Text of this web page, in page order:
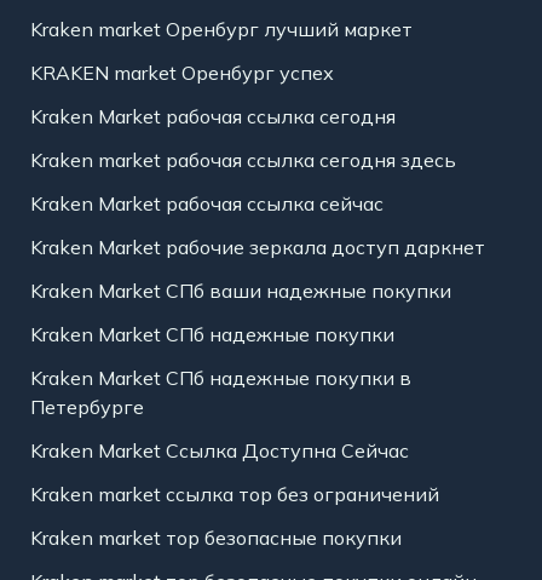
Kraken market Оренбург лучший маркет
KRAKEN market Оренбург успех
Kraken Market рабочая ссылка сегодня
Kraken market рабочая ссылка сегодня здесь
Kraken Market рабочая ссылка сейчас
Kraken Market рабочие зеркала доступ даркнет
Kraken Market СПб ваши надежные покупки
Kraken Market СПб надежные покупки
Kraken Market СПб надежные покупки в
Петербурге
Kraken Market Ссылка Доступна Сейчас
Kraken market ссылка тор без ограничений
Kraken market тор безопасные покупки